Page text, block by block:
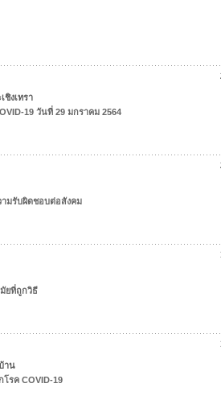
ชิงเทรา
19 วันที่ 29 มกราคม 2564
ามรับผิดชอบต่อสังคม
ยที่ถูกวิธี
าน
รค COVID-19